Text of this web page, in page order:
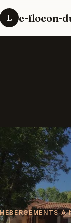
L e-flocon-
HÉBERGEMENTS À